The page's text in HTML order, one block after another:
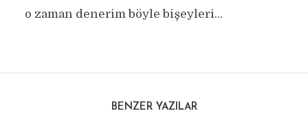
o zaman denerim böyle bişeyleri…
BENZER YAZILAR